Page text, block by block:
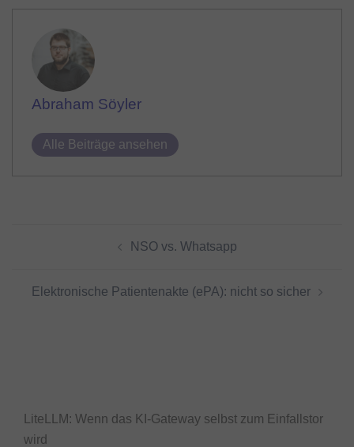
Abraham Söyler
Alle Beiträge ansehen
NSO vs. Whatsapp
Elektronische Patientenakte (ePA): nicht so sicher
LiteLLM: Wenn das KI-Gateway selbst zum Einfallstor
wird